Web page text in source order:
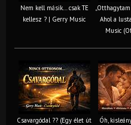
Nem kell másik… csak TE
kellesz ? | Gerry Music
Ahol a
Music
Csavargódal ?? (Egy élet út
Óh,